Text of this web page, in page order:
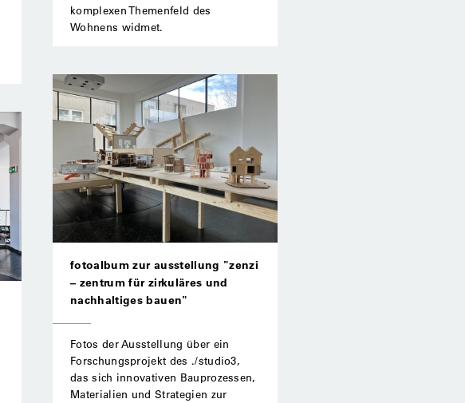
komplexen Themenfeld des
Wohnens widmet.
fotoalbum zur ausstellung "zenzi
– zentrum für zirkuläres und
nach­haltiges bauen"
Fotos der Ausstellung über ein
Forschungsprojekt des ./studio3,
das sich innovativen Bauprozessen,
Materialien und Strategien zur